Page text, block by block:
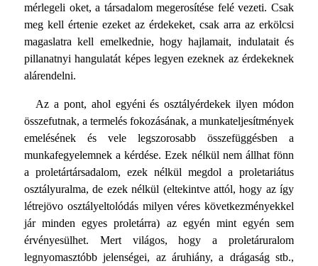
mérlegeli oket, a társadalom megerosítése felé vezeti. Csak
meg kell értenie ezeket az érdekeket, csak arra az erkölcsi
magaslatra kell emelkednie, hogy hajlamait, indulatait és
pillanatnyi hangulatát képes legyen ezeknek az érdekeknek
alárendelni.
Az a pont, ahol egyéni és osztályérdekek ilyen módon
összefutnak, a termelés fokozásának, a munkateljesítmények
emelésének és vele legszorosabb összefüggésben a
munkafegyelemnek a kérdése. Ezek nélkül nem állhat fönn
a proletártársadalom, ezek nélkül megdol a proletariátus
osztályuralma, de ezek nélkül (eltekintve attól, hogy az így
létrejövo osztályeltolódás milyen véres következményekkel
jár minden egyes proletárra) az egyén mint egyén sem
érvényesülhet. Mert világos, hogy a proletáruralom
legnyomasztóbb jelenségei, az áruhiány, a drágaság stb.,